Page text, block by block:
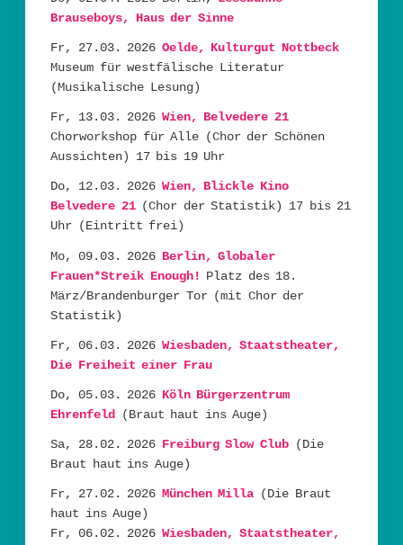
Brauseboys, Haus der Sinne
Fr, 27.03. 2026 Oelde, Kulturgut Nottbeck
Museum für westfälische Literatur
(Musikalische Lesung)
Fr, 13.03. 2026 Wien, Belvedere 21
Chorworkshop für Alle (Chor der Schönen
Aussichten) 17 bis 19 Uhr
Do, 12.03. 2026 Wien, Blickle Kino
Belvedere 21(Chor der Statistik) 17 bis 21
Uhr (Eintritt frei)
Mo, 09.03. 2026 Berlin, Globaler
Frauen*Streik Enough! Platz des 18.
März/Brandenburger Tor (mit Chor der
Statistik)
Fr, 06.03. 2026 Wiesbaden, Staatstheater,
Die Freiheit einer Frau
Do, 05.03. 2026 Köln Bürgerzentrum
Ehrenfeld
(Braut haut ins Auge)
Sa, 28.02. 2026 Freiburg Slow Club (Die
Braut haut ins Auge)
Fr, 27.02. 2026 München Milla (Die Braut
haut ins Auge)
Fr, 06.02. 2026 Wiesbaden, Staatstheater,